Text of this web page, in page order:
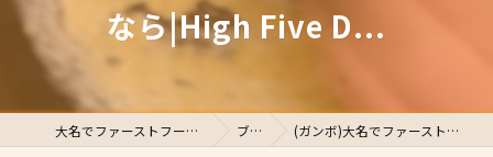
なら|High Five D...
大名でファーストフードならHigh Five Deli ブログ (ガンボ)大名でファーストフードなら|High Five D...